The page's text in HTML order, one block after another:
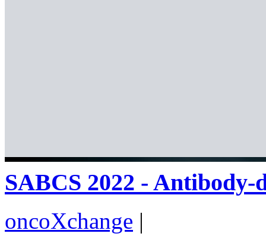
SABCS 2022 -
oncoXchange |